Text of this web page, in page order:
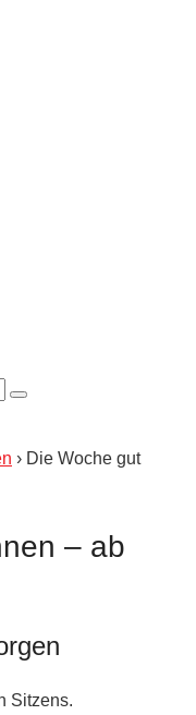
› Die Woche gut
– ab
Sitzens.